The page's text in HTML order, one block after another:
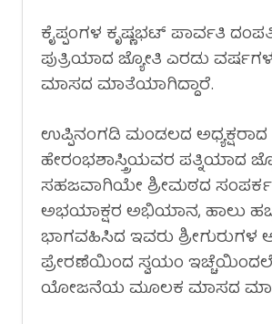
ಕೈಪ್ಪಂಗಳ ಕೃಷ್ಣಭಟ್ ಪಾರ್ವತಿ
ಪುತ್ರಿಯಾದ ಜ್ಯೋತಿ ಎರಡು
ಮಾಸದ ಮಾತೆಯಾಗಿದ್ದಾರೆ.
ಉಪ್ಪಿನಂಗಡಿ ಮಂಡಲದ ಅಧ್ಯಕ್ಷರಾದ
ಹೇರಂಭಶಾಸ್ತ್ರಿಯವರ ಪತ್ನಿಯಾದ
ಸಹಜವಾಗಿಯೇ ಶ್ರೀಮಠದ ಸಂಪರ್ಕ
ಅಭಯಾಕ್ಷರ ಅಭಿಯಾನ, ಹಾಲು
ಭಾಗವಹಿಸಿದ ಇವರು ಶ್ರೀಗುರುಗಳ
ಪ್ರೇರಣೆಯಿಂದ ಸ್ವಯಂ
ಯೋಜನೆಯ ಮೂಲಕ ಮಾಸದ